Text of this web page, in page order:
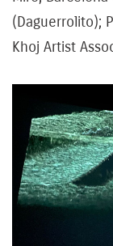
(Daguerrolito);
Khoj Artist